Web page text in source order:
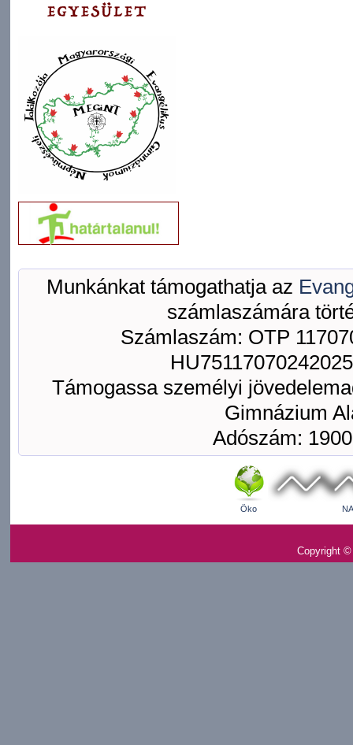
Munkánkat támogathatja az
számlaszámára
Számlaszám: OTP
Támogassa személyi
Gimnázium
Adószám:
Öko
Copyright